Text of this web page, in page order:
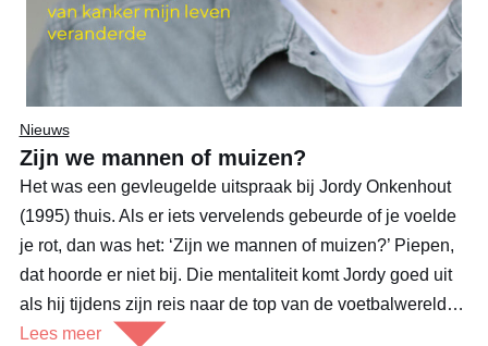
Nieuws
Zijn we mannen of muizen?
Het was een gevleugelde uitspraak bij Jordy Onkenhout
(1995) thuis. Als er iets vervelends gebeurde of je voelde
je rot, dan was het: ‘Zijn we mannen of muizen?’ Piepen,
dat hoorde er niet bij. Die mentaliteit komt Jordy goed uit
als hij tijdens zijn reis naar de top van de voetbalwereld…
Lees meer